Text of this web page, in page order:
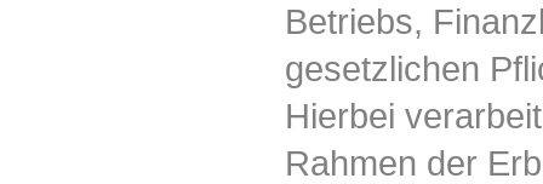
Betriebs,
gesetzlichen
Hierbei
Rahmen der